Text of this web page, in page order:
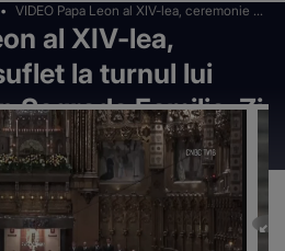
VIDEO Papa Leon al XIV-lea, ceremonie de
suflet la turnul lui Iisus Hristos din Sagrada
Familia. Zi istorică pentru Barcelona
al XIV-lea,
la turnul lui
Sagrada Familia. Zi